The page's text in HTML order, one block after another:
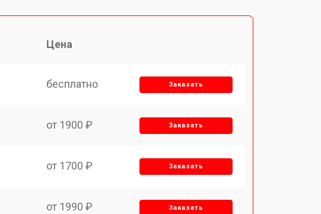
Цена
бесплатно Заказать
от 1900 ₽ Заказать
от 1700 ₽ Заказать
от 1990 ₽ Заказать